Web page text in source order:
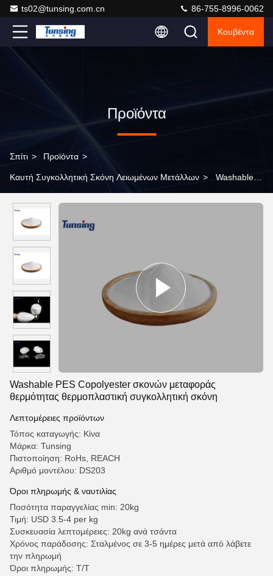
ts02@tunsing.com.cn 86-755-8996-0062
Κουβέντα
Προϊόντα
Σπίτι > Προϊόντα >
Καυτή Συγκολλητική Σκόνη Λειωμένων Μετάλλων > Washable
συγκολλητική σκόνη
Washable PES Copolyester σκονών μεταφοράς
θερμότητας θερμοπλαστική συγκολλητική σκόνη
Λεπτομέρειες προϊόντων
Τόπος καταγωγής: Κίνα
Μάρκα: Tunsing
Πιστοποίηση: RoHs, REACH
Αριθμό μοντέλου: DS203
Όροι πληρωμής & ναυτιλίας
Ποσότητα παραγγελίας min: 20kg
Τιμή: USD 3.5-4 per kg
Συσκευασία λεπτομέρειες: 20kg ανά τσάντα
Χρόνος παράδοσης: Σταλμένος σε 3-5 ημέρες μετά από λάβετε
την πληρωμή
Όροι πληρωμής: T/T